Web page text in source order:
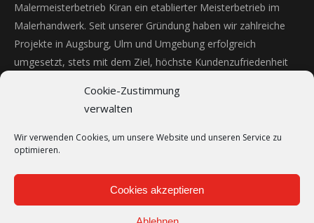
Cookie-Zustimmung
verwalten
Wir verwenden Cookies, um unsere Website und unseren Service zu
optimieren.
Cookies akzeptieren
Malermeisterbetrieb Kiran ein etablierter Meisterbetrieb im
Malerhandwerk. Seit unserer Gründung haben wir zahlreiche
Projekte in Augsburg, Ulm und Umgebung erfolgreich
umgesetzt, stets mit dem Ziel, höchste Kundenzufriedenheit
Fassadenanstriche - mehr als 12 Jahre
Lackierarbeiten - mehr als 10 Jahre 100%
Innenanstriche - mehr als 10 Jahre
Gerüstbau - mehr als 10 Jahre 100%